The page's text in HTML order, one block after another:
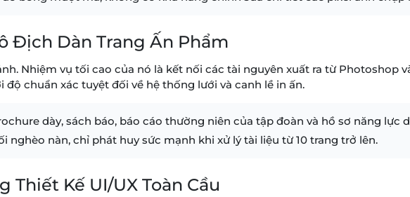
Địch Dàn Trang Ấn Phẩm
Nhiệm vụ tối cao của nó là kết nối các tài nguyên xuất ra từ Photoshop
chuẩn xác tuyệt đối về hệ thống lưới và canh lề in ấn.
dày, sách báo, báo cáo thường niên của tập đoàn và hồ sơ năng lực
nghèo nàn, chỉ phát huy sức mạnh khi xử lý tài liệu từ 10 trang trở lên.
Thiết Kế UI/UX Toàn Cầu